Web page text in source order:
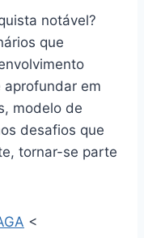
notável?
que
aprofundar em
modelo de
desafios que
tornar-se parte
<